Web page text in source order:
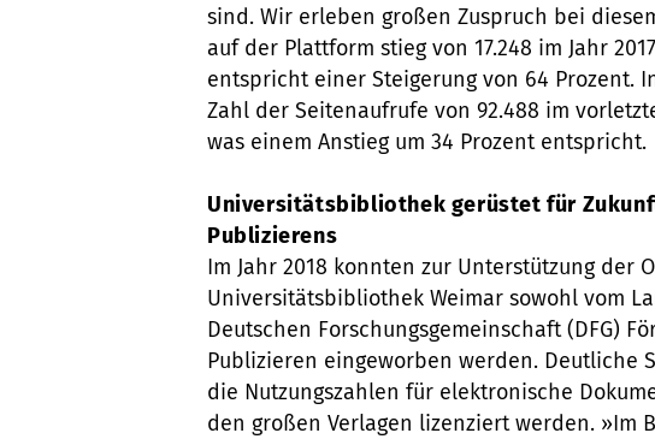
sind. Wir erleben großen Zuspruch bei
auf der Plattform stieg von 17.248 im Jahr
entspricht einer Steigerung von 64 Prozent.
Zahl der Seitenaufrufe von 92.488 im
was einem Anstieg um 34 Prozent entspricht.
Universitätsbibliothek gerüstet für
Publizierens
Im Jahr 2018 konnten zur Unterstützung der
Universitätsbibliothek Weimar sowohl vom
Deutschen Forschungsgemeinschaft (DFG)
Publizieren eingeworben werden. Deutliche
die Nutzungszahlen für elektronische
den großen Verlagen lizenziert werden. »Im